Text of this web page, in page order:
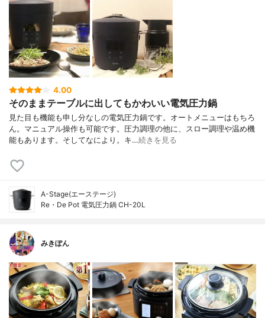
4.00
そのままテーブルに出してもかわいい電気圧力鍋
見た目も機能も申し分なしの電気圧力鍋です。オートメニューはもちろ
ん。マニュアル操作も可能です。圧力調理の他に、スロー調理や温め機
能もあります。そしてなにより。キ…続きを見る
A-Stage(エーステージ)
Re・De Pot 電気圧力鍋 CH-20L
みきぽん